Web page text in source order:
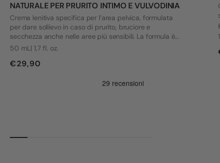
NATURALE PER PRURITO INTIMO E VULVODINIA
Crema lenitiva specifica per l’area pelvica, formulata
per dare sollievo in caso di prurito, bruciore e
secchezza anche nelle aree più sensibili. La formula è
stata sviluppata tenendo conto delle esigenze di chi
50 mL| 1,7 fl. oz.
€29,90